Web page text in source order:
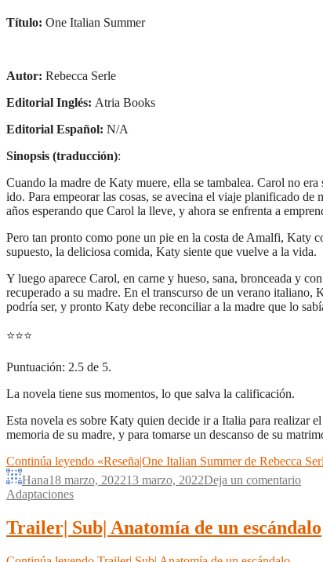
Título: One Italian Summer
Autor: Rebecca Serle
Editorial Inglés: Atria Books
Editorial Español: N/A
Sinopsis (traducción):
Cuando la madre de Katy muere, ella se tambalea. Carol no
ido. Para empeorar las cosas, se avecina el viaje planificado
años esperando que Carol la lleve, y ahora se enfrenta a
Pero tan pronto como pone un pie en la costa de Amalfi, Katy
supuesto, la deliciosa comida, Katy siente que vuelve a la vida.
Y luego aparece Carol, en carne y hueso, sana, bronceada y
recuperado a su madre. En el transcurso de un verano
podría ser, y pronto Katy debe reconciliar a la madre que lo
⭐⭐⭐
Puntuación: 2.5 de 5.
La novela tiene sus momentos, lo que salva la calificación.
Esta novela es sobre Katy quien decide ir a Italia para realizar
memoria de su madre, y para tomarse un descanso de su
Continúa leyendo «Reseña|One Italian Summer de Rebecca
Hana18 marzo, 202213 marzo, 2022Deja un comentario
Adaptaciones
Trailer| Sub| Anatomía de un escándalo